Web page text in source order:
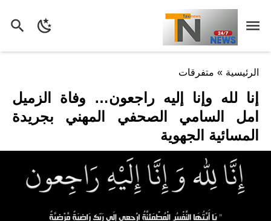
الرئيسية » متفرقات
إنا لله وإنا إليه راجعون… وفاة الزميل
امل السامي الصحفي المهني بجريدة
المسائية الجهوية